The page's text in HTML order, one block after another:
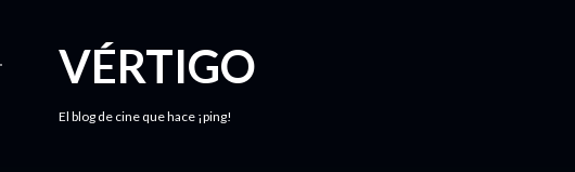
VÉRTIGO
El blog de cine que hace ¡ping!